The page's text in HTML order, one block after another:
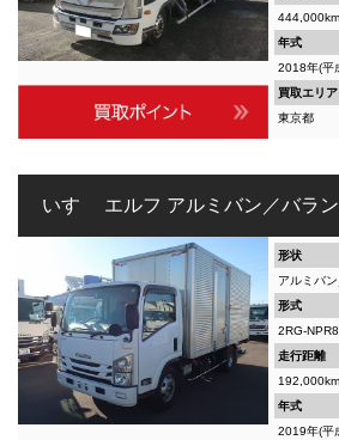
444,000km
年式
2018年(平
買取エリア
東京都
いすゞ エルフ アルミバン／バラ
形状
アルミバ
形式
2RG-
走行距離
192,000km
年式
2019年(平